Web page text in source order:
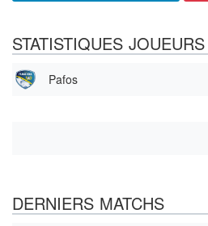
STATISTIQUES JOUEURS
Pafos
DERNIERS MATCHS